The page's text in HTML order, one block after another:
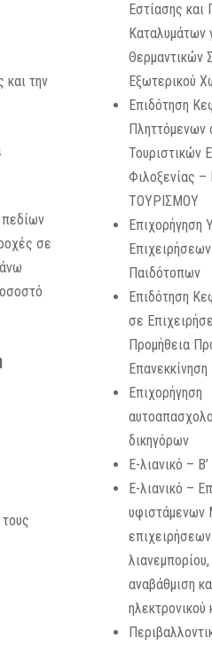
και την
πεδίων
σε
Εστίασης και
Καταλυμάτων
Θερμαντικών
Εξωτερικού
Επιδότηση
Πληττόμενων
Τουριστικών
Φιλοξενίας
ΤΟΥΡΙΣΜΟΥ
Επιχορήγηση
Παιδότοπων
Επιδότηση
σε
Προμήθεια
Επιχορήγηση
δικηγόρων
E-λιανικό –
E-λιανικό –
υφιστάμενων
αναβάθμιση
ηλεκτρονικού